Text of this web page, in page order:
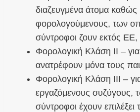
διαζευγμένα άτομα καθώς
φορολογούμενους, των
σύντροφοι ζουν εκτός ΕΕ,
Φορολογική Κλάση ΙΙ –
ανατρέφουν μόνα τους
Φορολογική Κλάση ΙΙΙ –
εργαζόμενους συζύγους,
σύντροφοι έχουν